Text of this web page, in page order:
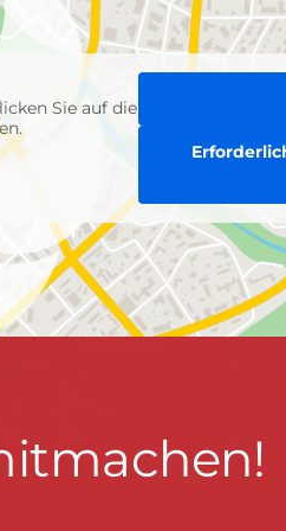
Sie auf die